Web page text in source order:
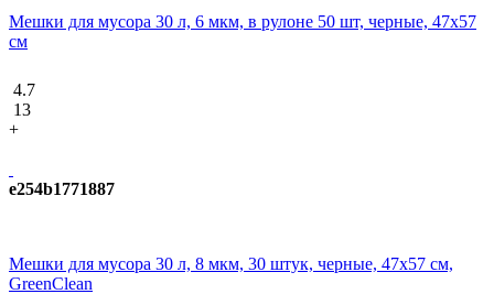
Мешки для мусора 30 л, 6 мкм, в рулоне 50 шт, черные, 47х57
см
4.7
13
+
e254b1771887
Мешки для мусора 30 л, 8 мкм, 30 штук, черные, 47х57 см,
GreenClean